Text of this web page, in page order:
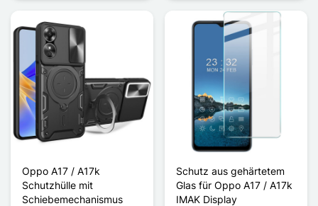
Oppo A17 / A17k
Schutzhülle mit
Schiebemechanismus
Schutz aus gehärtetem
Glas für Oppo A17 / A17k
IMAK Display